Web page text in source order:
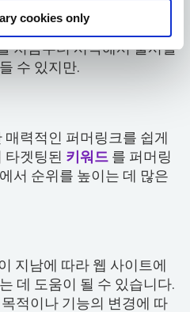
cookies only
지식웹사이트 코딩과 개
신가요? 하룻밤 사이에 완
처음부터 시작해서 출시할
수 있지만.
매력적인 퍼머링크를 쉽게
타겟팅된 키워드 를 퍼머링
서 순위를 높이는 데 많은
지남에 따라 웹 사이트에
데 도움이 될 수 있습니다.
적이나 기능의 변경에 따